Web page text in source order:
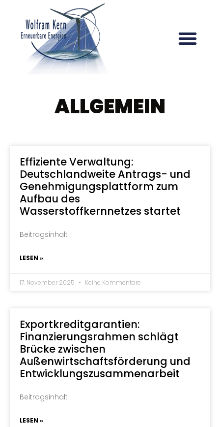
ALLGEMEIN
Effiziente Verwaltung:
Deutschlandweite Antrags- und
Genehmigungsplattform zum
Aufbau des
Wasserstoffkernnetzes startet
Beitragsinhalt
LESEN »
17. November 2025 Keine Kommentare
Exportkreditgarantien:
Finanzierungsrahmen schlägt
Brücke zwischen
Außenwirtschaftsförderung und
Entwicklungszusammenarbeit
Beitragsinhalt
LESEN »